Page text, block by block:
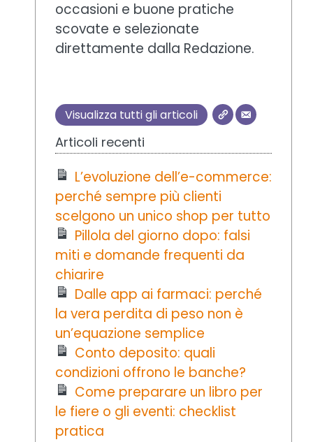
occasioni e buone pratiche
scovate e selezionate
direttamente dalla Redazione.
Visualizza tutti gli articoli
Articoli recenti
L’evoluzione dell’e-commerce:
perché sempre più clienti
scelgono un unico shop per tutto
Pillola del giorno dopo: falsi
miti e domande frequenti da
chiarire
Dalle app ai farmaci: perché
la vera perdita di peso non è
un’equazione semplice
Conto deposito: quali
condizioni offrono le banche?
Come preparare un libro per
le fiere o gli eventi: checklist
pratica